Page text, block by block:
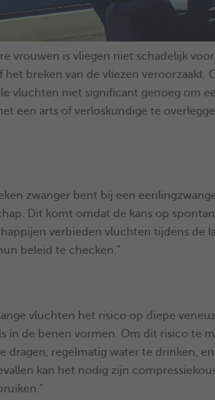
vrouwen is vliegen niet schadelijk
breken van de vliezen veroorzaakt.
vluchten niet significant genoeg om
een arts of verloskundige te
zwanger bent bij een
Dit komt omdat de kans op
verbieden vluchten tijdens de
beleid te checken.”
vluchten het risico op diepe
in de benen vormen. Om dit risico te
dragen, regelmatig water te drinken,
kan het nodig zijn